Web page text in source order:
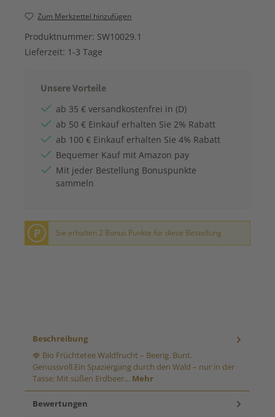
Zum Merkzettel hinzufügen
Produktnummer: SW10029.1
Lieferzeit: 1-3 Tage
Unsere Vorteile
ab 35 € versandkostenfrei in (D)
ab 50 € Einkauf erhalten Sie 2% Rabatt
ab 100 € Einkauf erhalten Sie 4% Rabatt
Bequemer Kauf mit Amazon pay
Mit jeder Bestellung Bonuspunkte
sammeln
P Sie erhalten 2 Bonus Punkte für diese Bestellung
Beschreibung
🍓 Bio Früchtetee Waldfrucht – Beerig. Bunt.
Genussvoll.Ein Spaziergang durch den Wald – nur in der
Tasse: Mit süßen Erdbeer… Mehr
Bewertungen